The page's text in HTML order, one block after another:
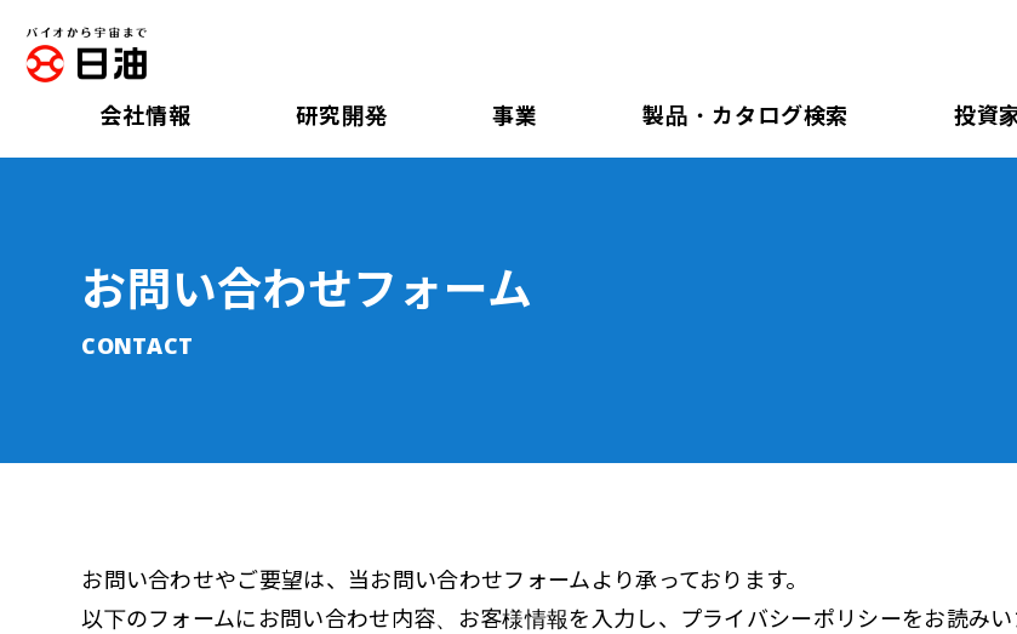
会社情報 研究開発 事業 製品・カタログ検索 投資
お問い合わせフォーム
CONTACT
お問い合わせやご要望は、当お問い合わせフォームより承っております。
以下のフォームにお問い合わせ内容、お客様情報を入力し、プライバシーポリシーをお読みい